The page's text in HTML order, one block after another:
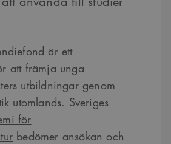
är ett
att främja unga
utbildningar genom
utomlands. Sveriges
för
bedömer ansökan och